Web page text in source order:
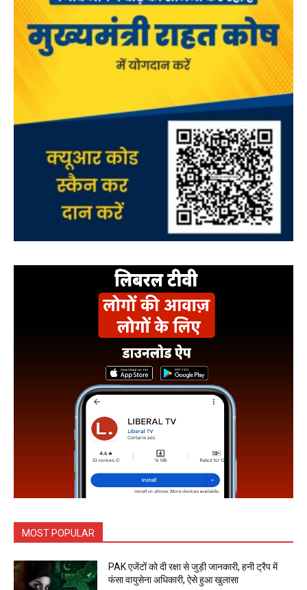
MOST POPULAR
PAK एजेंटों को दी रक्षा से जुड़ी जानकारी, हनी ट्रैप में
फंसा वायुसेना अधिकारी, ऐसे हुआ खुलासा